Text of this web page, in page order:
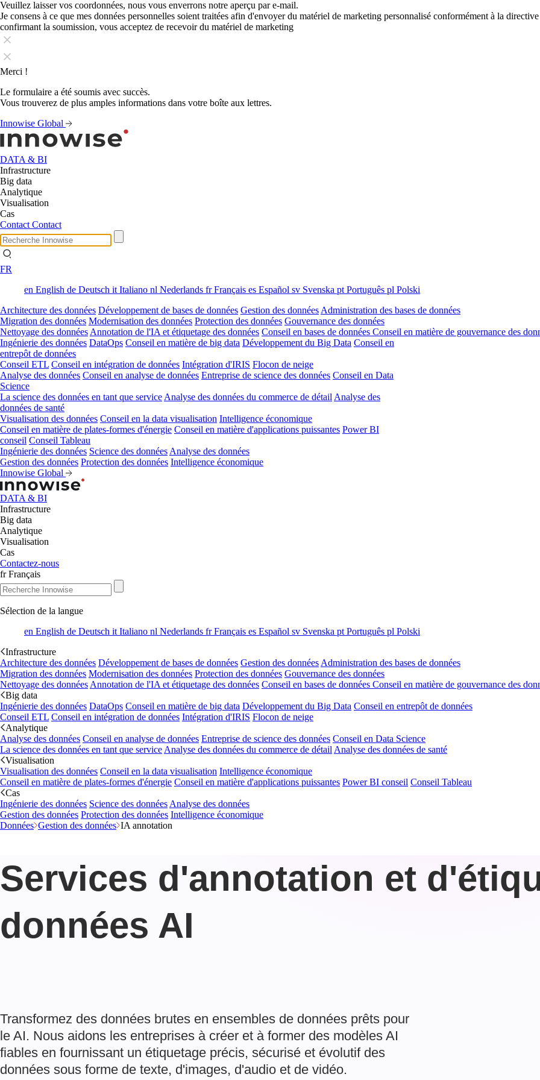
Veuillez laisser vos coordonnées, nous vous enverrons notre aperçu par e-mail.
Je consens à ce que mes données personnelles soient traitées afin d'envoyer du matériel de marketing personnalisé conformément à la
confirmant la soumission, vous acceptez de recevoir du matériel de marketing
Merci !
Le formulaire a été soumis avec succès.
Vous trouverez de plus amples informations dans votre boîte aux lettres.
Innowise Global
DATA & BI
Infrastructure
Big data
Analytique
Visualisation
Cas
Contact Contact
FR
en English de Deutsch it Italiano nl Nederlands frFrançais es Español sv Svenska pt Português pl Polski
Architecture des données Développement de bases de données Gestion des données Administration des bases de données
Migration des données Modernisation des données Protection des données Gouvernance des données
Nettoyage des données Annotation de l'IA et étiquetage des données Conseil en bases de données Conseil en matière de gouvernance des
Ingénierie des données DataOps Conseil en matière de big data Développement du Big Data Conseil en
entrepôt de données
Conseil ETL Conseil en intégration de données Intégration d'IRIS Flocon de neige
Analyse des données Conseil en analyse de données Entreprise de science des données Conseil en Data
Science
La science des données en tant que service Analyse des données du commerce de détail Analyse des
données de santé
Visualisation des données Conseil en la data visualisation Intelligence économique
Conseil en matière de plates-formes d'énergie Conseil en matière d'applications puissantes Power BI
conseil Conseil Tableau
Ingénierie des données Science des données Analyse des données
Gestion des données Protection des données Intelligence économique
Innowise Global
DATA & BI
Infrastructure
Big data
Analytique
Visualisation
Cas
Contactez-nous
fr Français
Sélection de la langue
en English de Deutsch it Italiano nl Nederlands frFrançais es Español sv Svenska pt Português pl Polski
Infrastructure
Architecture des données Développement de bases de données Gestion des données Administration des bases de données
Migration des données Modernisation des données Protection des données Gouvernance des données
Nettoyage des données Annotation de l'IA et étiquetage des données Conseil en bases de données Conseil en matière de gouvernance des
Big data
Ingénierie des données DataOps Conseil en matière de big data Développement du Big Data Conseil en entrepôt de données
Conseil ETL Conseil en intégration de données Intégration d'IRIS Flocon de neige
Analytique
Analyse des données Conseil en analyse de données Entreprise de science des données Conseil en Data Science
La science des données en tant que service Analyse des données du commerce de détail Analyse des données de santé
Visualisation
Visualisation des données Conseil en la data visualisation Intelligence économique
Conseil en matière de plates-formes d'énergie Conseil en matière d'applications puissantes Power BI conseil Conseil Tableau
Cas
Ingénierie des données Science des données Analyse des données
Gestion des données Protection des données Intelligence économique
Données Gestion des données IA annotation
Services d'annotation et
données AI
Transformez des données brutes en ensembles de données prêts pour
le AI. Nous aidons les entreprises à créer et à former des modèles AI
fiables en fournissant un étiquetage précis, sécurisé et évolutif des
données sous forme de texte, d'images, d'audio et de vidéo.